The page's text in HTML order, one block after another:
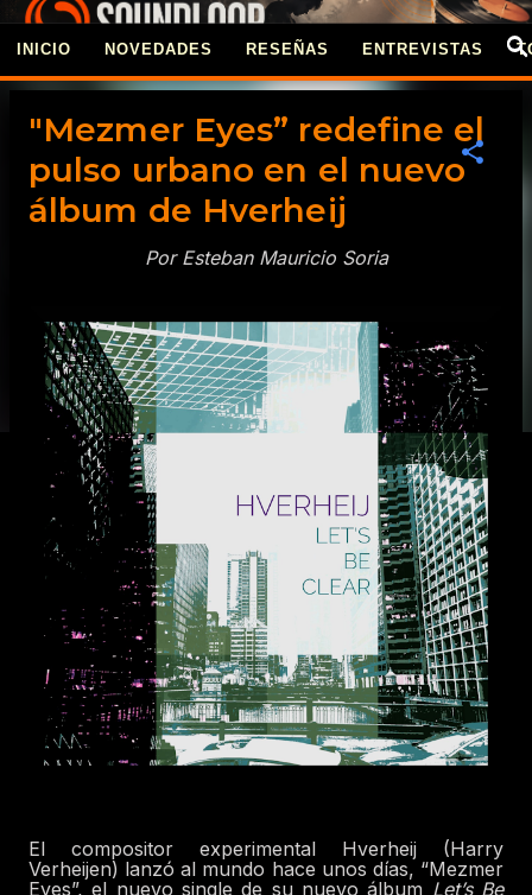
Ir al contenido principal
REVISTA
INICIO NOVEDADES RESEÑAS ENTREVISTAS
"Mezmer Eyes” redefine el
pulso urbano en el nuevo
álbum de Hverheij
Por Esteban Mauricio Soria
El compositor experimental Hverheij (Harry
Verheijen) lanzó al mundo hace unos días, “Mezmer
Eyes”, el nuevo single de su nuevo álbum Let’s Be